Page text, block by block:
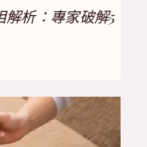
析：專家破解5